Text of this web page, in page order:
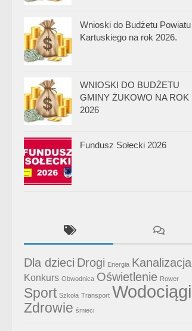
Wnioski do Budżetu Powiatu
Kartuskiego na rok 2026.
WNIOSKI DO BUDŻETU
GMINY ŻUKOWO NA ROK
2026
Fundusz Sołecki 2026
Dla dzieci Drogi Energia Kanalizacja
Konkurs Obwodnica Oświetlenie Rower
Sport Szkoła Transport Wodociągi
Zdrowie śmieci